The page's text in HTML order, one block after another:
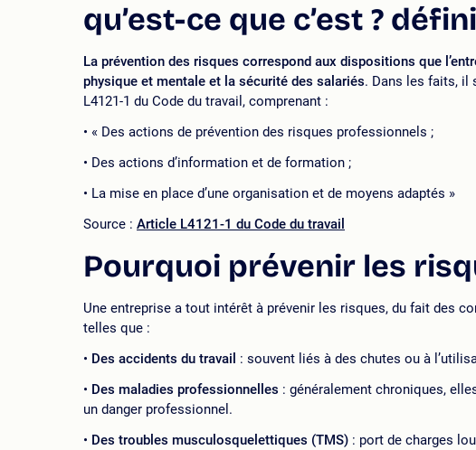
qu’est-ce que c’est ?
La prévention des risques correspond aux dispositions que
physique et mentale et la sécurité des salariés. Dans les faits, il
L4121-1 du Code du travail, comprenant :
« Des actions de prévention des risques professionnels ;
Des actions d’information et de formation ;
La mise en place d’une organisation et de moyens adaptés »
Source : Article L4121-1 du Code du travail
Pourquoi prévenir les
Une entreprise a tout intérêt à prévenir les risques, du fait des
telles que :
Des accidents du travail : souvent liés à des chutes ou à
Des maladies professionnelles : généralement chroniques,
un danger professionnel.
Des troubles musculosquelettiques (TMS) : port de charges